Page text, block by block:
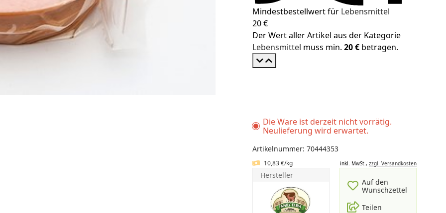
Mindestbestellwert für Lebensmittel
20 €
Der Wert aller Artikel aus der Kategorie
Lebensmittel muss min. 20 € betragen.
Die Ware ist derzeit nicht vorrätig.
Neulieferung wird erwartet.
Artikelnummer: 70444353
10,83 €/kg inkl. MwSt., zzgl. Versandkosten
Hersteller
Auf den
Wunschzettel
Teilen